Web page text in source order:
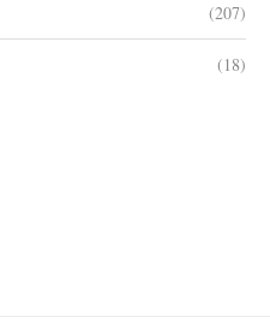
(207)
(18)